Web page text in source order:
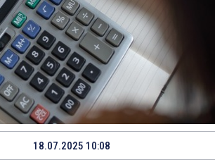
18.07.2025 10:08